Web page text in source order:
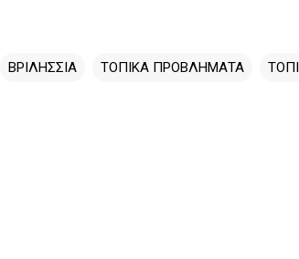
ΒΡΙΛΗΣΣΙΑ ΤΟΠΙΚΑ ΠΡΟΒΛΗΜΑΤΑ